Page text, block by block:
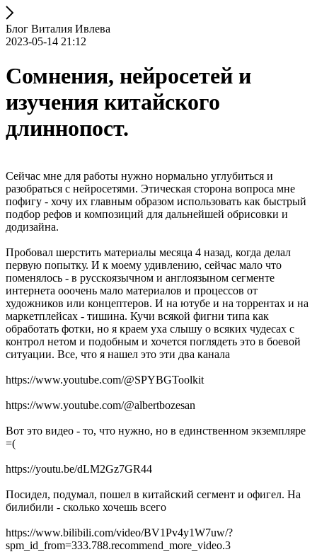
Блог Виталия Ивлева
2023-05-14 21:12
Сомнения, нейросетей и
изучения китайского
длиннопост.
Сейчас мне для работы нужно нормально углубиться и
разобраться с нейросетями. Этическая сторона вопроса мне
пофигу - хочу их главным образом использовать как быстрый
подбор рефов и композиций для дальнейшей обрисовки и
додизайна.
Пробовал шерстить материалы месяца 4 назад, когда делал
первую попытку. И к моему удивлению, сейчас мало что
поменялось - в русскоязычном и англоязыном сегменте
интернета ооочень мало материалов и процессов от
художников или концептеров. И на ютубе и на торрентах и на
маркетплейсах - тишина. Кучи всякой фигни типа как
обработать фотки, но я краем уха слышу о всяких чудесах с
контрол нетом и подобным и хочется поглядеть это в боевой
ситуации. Все, что я нашел это эти два канала
https://www.youtube.com/@SPYBGToolkit
https://www.youtube.com/@albertbozesan
Вот это видео - то, что нужно, но в единственном экземпляре
=(
https://youtu.be/dLM2Gz7GR44
Посидел, подумал, пошел в китайский сегмент и офигел. На
билибили - сколько хочешь всего
https://www.bilibili.com/video/BV1Pv4y1W7uw/?
spm_id_from=333.788.recommend_more_video.3